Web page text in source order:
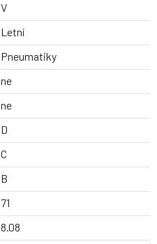
V
Letní
Pneumatiky
ne
ne
D
C
B
71
8.08